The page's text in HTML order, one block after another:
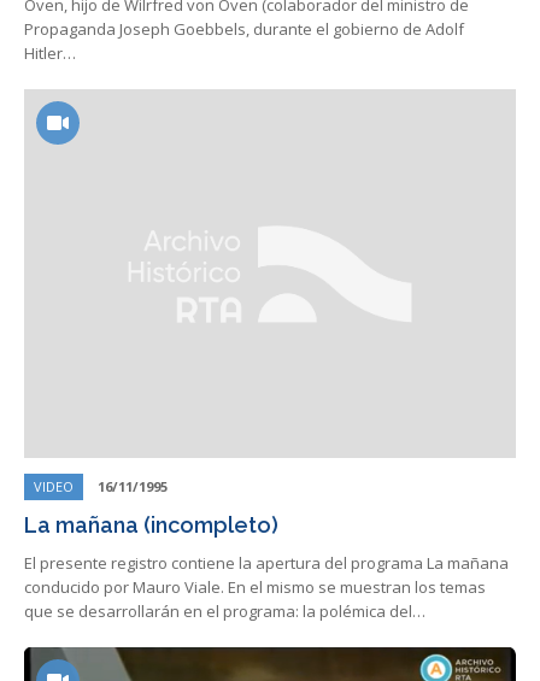
Oven, hijo de Wilrfred von Oven (colaborador del ministro de
Propaganda Joseph Goebbels, durante el gobierno de Adolf
Hitler…
VIDEO 16/11/1995
La mañana (incompleto)
El presente registro contiene la apertura del programa La mañana
conducido por Mauro Viale. En el mismo se muestran los temas
que se desarrollarán en el programa: la polémica del…